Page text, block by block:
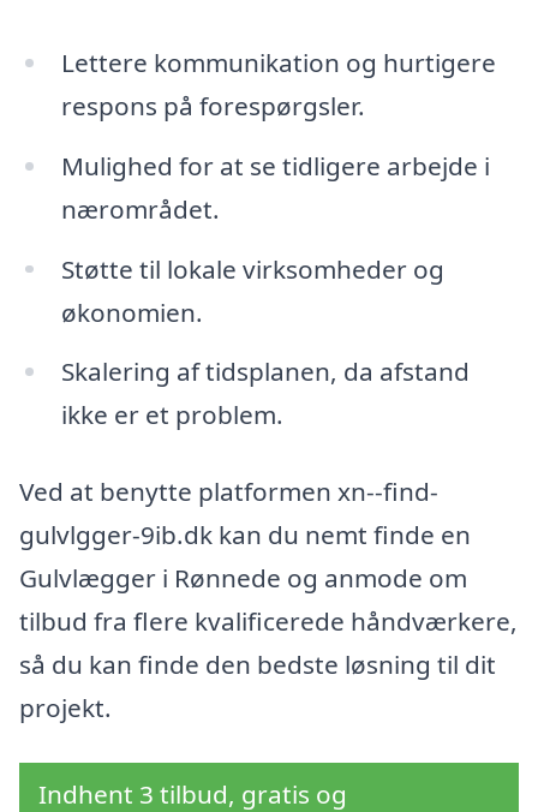
Lettere kommunikation og hurtigere
respons på forespørgsler.
Mulighed for at se tidligere arbejde i
nærområdet.
Støtte til lokale virksomheder og
økonomien.
Skalering af tidsplanen, da afstand
ikke er et problem.
Ved at benytte platformen xn--find-
gulvlgger-9ib.dk kan du nemt finde en
Gulvlægger i Rønnede og anmode om
tilbud fra flere kvalificerede håndværkere,
så du kan finde den bedste løsning til dit
projekt.
Indhent 3 tilbud, gratis og